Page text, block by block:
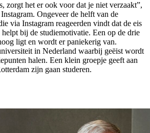
zorgt het er ook voor dat je niet verzaakt”,
Ongeveer de helft van de
via Instagram reageerden vindt dat de eis
bij de studiemotivatie. Een op de drie
ligt en wordt er paniekerig van.
in Nederland waarbij geëist wordt
halen. Een klein groepje geeft aan
zijn gaan studeren.